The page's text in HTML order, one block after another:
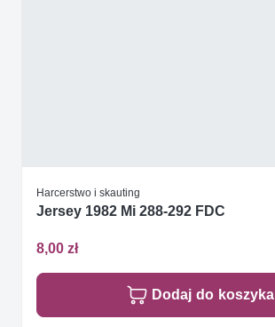
Harcerstwo i skauting
Jersey 1982 Mi 288-292 FDC
8,00 zł
Dodaj do koszyka